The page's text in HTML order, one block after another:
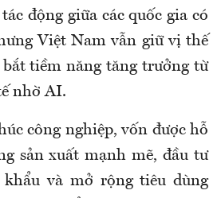
động giữa các quốc gia có
Việt Nam vẫn giữ vị thế
tiềm năng tăng trưởng từ
nhờ AI.
công nghiệp, vốn được hỗ
sản xuất mạnh mẽ, đầu tư
và mở rộng tiêu dùng